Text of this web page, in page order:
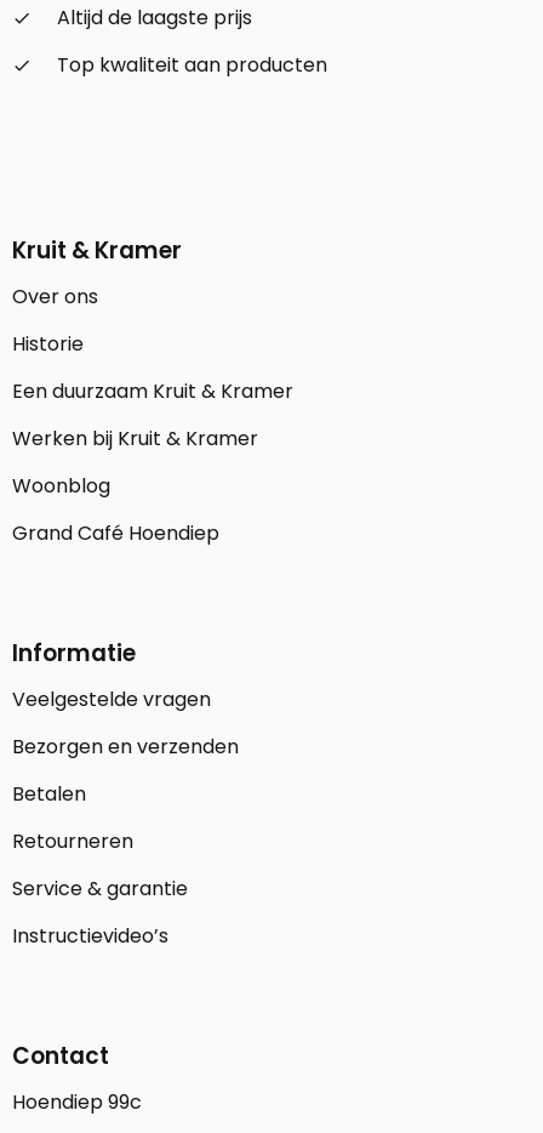
check_small
Altijd de laagste prijs
check_small
Top kwaliteit aan producten
Kruit & Kramer
Over ons
Historie
Een duurzaam Kruit & Kramer
Werken bij Kruit & Kramer
Woonblog
Grand Café Hoendiep
Informatie
Veelgestelde vragen
Bezorgen en verzenden
Betalen
Retourneren
Service & garantie
Instructievideo’s
Contact
Hoendiep 99c